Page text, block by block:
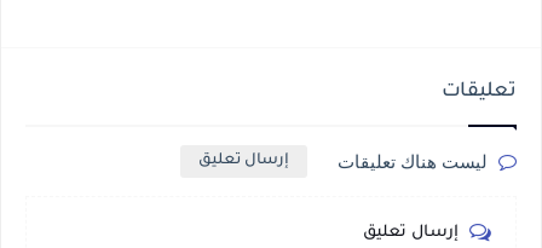
تعليقات
ليست هناك تعليقات إرسال تعليق
إرسال تعليق